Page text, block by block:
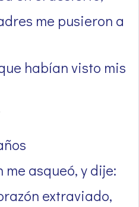
me pusieron a
habían visto mis
asqueó, y dije:
extraviado,